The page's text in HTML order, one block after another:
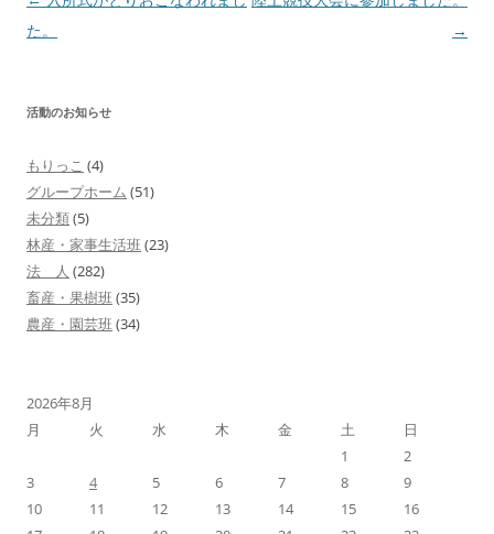
稿
ゲ
シ
ョ
ン
た。
→
活動のお知らせ
もりっこ (4)
グループホーム (51)
未分類(5)
林産・家事生活班(23)
法 人 (282)
畜産・果樹班(35)
農産・園芸班(34)
2026年8月
月
火 水 木 金 土
日
1
2
3
4 5 6 7 8
9
10
11 12 13 14 15
16